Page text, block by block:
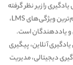
را زیر نظر گرفته
و با آن ارتباط برقرار کنند. یکی از مهم‌ترین ویژگی‌های LMS،
و یاددهندگان است.
آنلاین، پیگیری
دیجیتالی، مدیریت